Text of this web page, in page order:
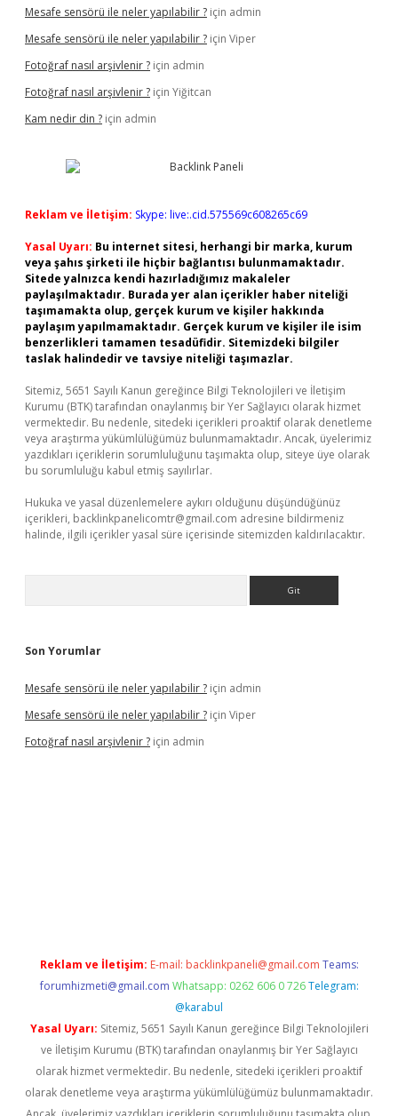
Mesafe sensörü ile neler yapılabilir ? için admin
Mesafe sensörü ile neler yapılabilir ? için Viper
Fotoğraf nasıl arşivlenir ? için admin
Fotoğraf nasıl arşivlenir ? için Yiğitcan
Kam nedir din ? için admin
Reklam ve İletişim: Skype: live:.cid.575569c608265c69
Yasal Uyarı: Bu internet sitesi, herhangi bir marka, kurum
veya şahıs şirketi ile hiçbir bağlantısı bulunmamaktadır.
Sitede yalnızca kendi hazırladığımız makaleler
paylaşılmaktadır. Burada yer alan içerikler haber niteliği
taşımamakta olup, gerçek kurum ve kişiler hakkında
paylaşım yapılmamaktadır. Gerçek kurum ve kişiler ile isim
benzerlikleri tamamen tesadüfidir. Sitemizdeki bilgiler
taslak halindedir ve tavsiye niteliği taşımazlar.
Sitemiz, 5651 Sayılı Kanun gereğince Bilgi Teknolojileri ve İletişim
Kurumu (BTK) tarafından onaylanmış bir Yer Sağlayıcı olarak hizmet
vermektedir. Bu nedenle, sitedeki içerikleri proaktif olarak denetleme
veya araştırma yükümlülüğümüz bulunmamaktadır. Ancak, üyelerimiz
yazdıkları içeriklerin sorumluluğunu taşımakta olup, siteye üye olarak
bu sorumluluğu kabul etmiş sayılırlar.
Hukuka ve yasal düzenlemelere aykırı olduğunu düşündüğünüz
içerikleri, backlinkpanelicomtr@gmail.com adresine bildirmeniz
halinde, ilgili içerikler yasal süre içerisinde sitemizden kaldırılacaktır.
Son Yorumlar
Mesafe sensörü ile neler yapılabilir ? için admin
Mesafe sensörü ile neler yapılabilir ? için Viper
Fotoğraf nasıl arşivlenir ? için admin
Reklam ve İletişim: E-mail: backlinkpaneli@gmail.com Teams:
forumhizmeti@gmail.com Whatsapp: 0262 606 0 726 Telegram:
@karabul
Yasal Uyarı: Sitemiz, 5651 Sayılı Kanun gereğince Bilgi Teknolojileri
ve İletişim Kurumu (BTK) tarafından onaylanmış bir Yer Sağlayıcı
olarak hizmet vermektedir. Bu nedenle, sitedeki içerikleri proaktif
olarak denetleme veya araştırma yükümlülüğümüz bulunmamaktadır.